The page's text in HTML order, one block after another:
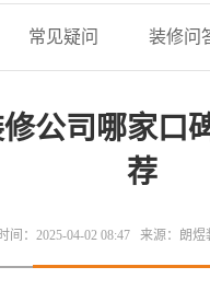
常见疑问 装修问
公司哪家口
荐
间：2025-04-02 08:47 来源：朗煜